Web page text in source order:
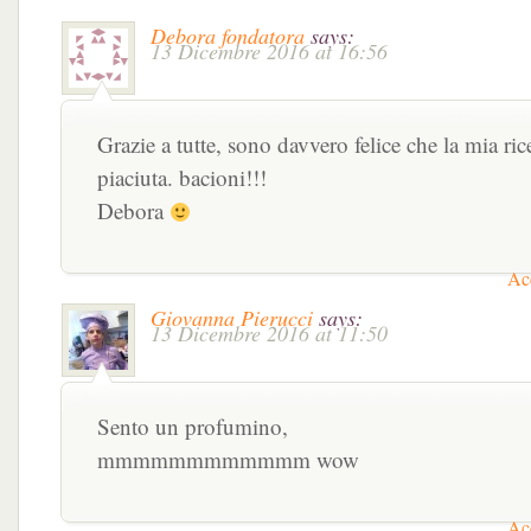
Debora fondatora says:
13 Dicembre 2016 at 16:56
Grazie a tutte, sono davvero felice che la mia
piaciuta. bacioni!!!
Debora
Giovanna Pierucci says:
13 Dicembre 2016 at 11:50
Sento un profumino,
mmmmmmmmmmmm wow